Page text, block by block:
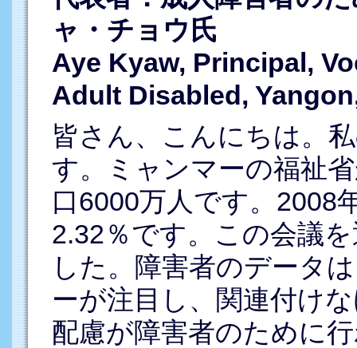
ャ・チョウ氏
Aye Kyaw, Principal,
Adult Disabled,
皆さん、こんにちは。
す。ミャンマーの福祉
口6000万人です。2008
2.32％です。この会議
した。障害者のデータ
ーが注目し、関連付け
配慮が障害者のために